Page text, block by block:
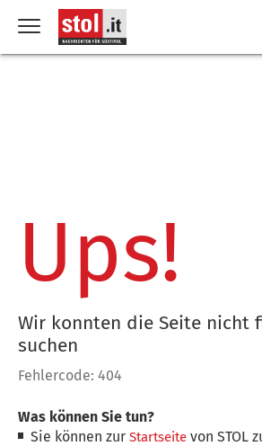
Ups!
Wir konnten die Seite nicht
suchen
Fehlercode: 404
Was können Sie tun?
Sie können zurStartseite von STOL